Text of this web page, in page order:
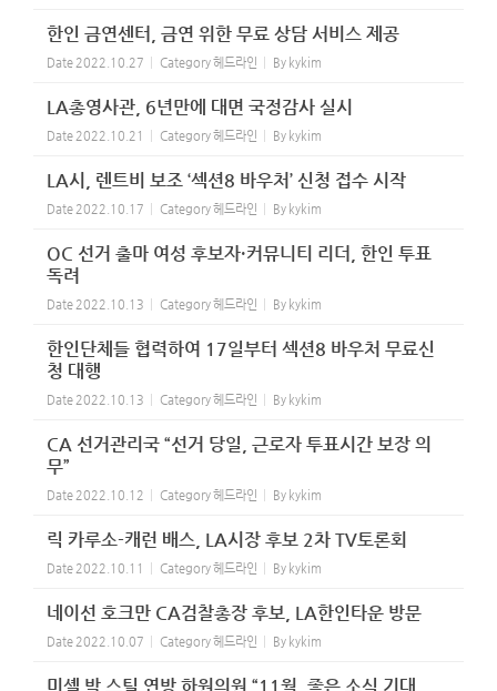
한인 금연센터, 금연 위한 무료 상담 서비스 제공
Date 2022.10.27 Category헤드라인 By kykim
LA총영사관, 6년만에 대면 국정감사 실시
Date 2022.10.21 Category헤드라인 By kykim
LA시, 렌트비 보조 ‘섹션8 바우처’ 신청 접수 시작
Date 2022.10.17 Category헤드라인 By kykim
OC 선거 출마 여성 후보자·커뮤니티 리더, 한인 투표
독려
Date 2022.10.13 Category헤드라인 By kykim
한인단체들 협력하여 17일부터 섹션8 바우처 무료신
청 대행
Date 2022.10.13 Category헤드라인 By kykim
CA 선거관리국 “선거 당일, 근로자 투표시간 보장 의
무”
Date 2022.10.12 Category헤드라인 By kykim
릭 카루소-캐런 배스, LA시장 후보 2차 TV토론회
Date 2022.10.11 Category헤드라인 By kykim
네이선 호크만 CA검찰총장 후보, LA한인타운 방문
Date 2022.10.07 Category헤드라인 By kykim
미셸 박 스틸 연방 하원의원 “11월, 좋은 소식 기대